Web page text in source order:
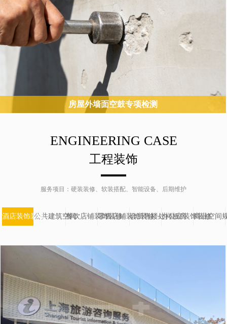
工程装饰
服务项目：硬装装修、软装搭配、智能设备、后期维护
ENGINEERING CASE
酒店装饰装修公共建筑空间餐饮店铺装饰装修零售店铺装饰装修会所售楼处样板房办公室装饰装修
商业空间
房屋外墙面空鼓专项检测